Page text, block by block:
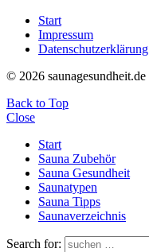
Start
Impressum
Datenschutzerklärung
© 2026 saunagesundheit.de
Back to Top
Close
Start
Sauna Zubehör
Sauna Gesundheit
Saunatypen
Sauna Tipps
Saunaverzeichnis
Search for: